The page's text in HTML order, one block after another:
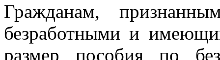
Гражданам,
безработными и
размер пособия по